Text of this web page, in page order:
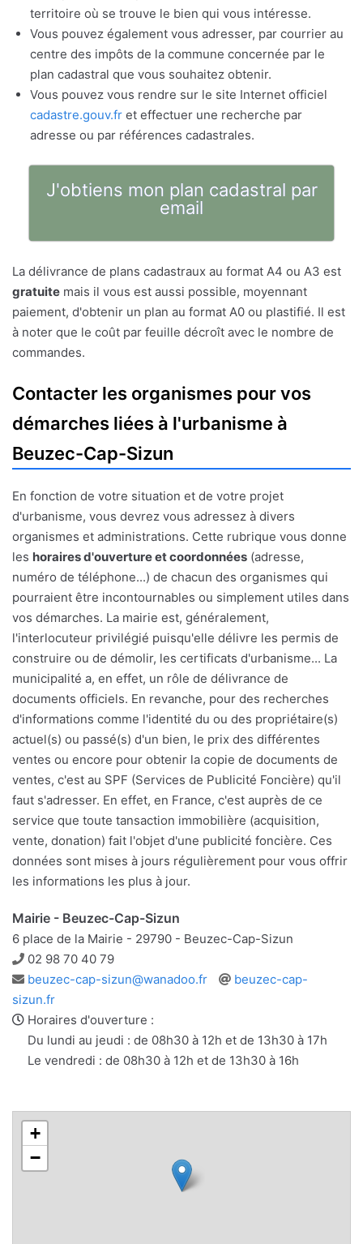
territoire où se trouve le bien qui vous intéresse.
Vous pouvez également vous adresser, par courrier au
centre des impôts de la commune concernée par le
plan cadastral que vous souhaitez obtenir.
Vous pouvez vous rendre sur le site Internet officiel
cadastre.gouv.fr et effectuer une recherche par
adresse ou par références cadastrales.
J'obtiens mon plan cadastral par
email
La délivrance de plans cadastraux au format A4 ou A3 est
gratuite mais il vous est aussi possible, moyennant
paiement, d'obtenir un plan au format A0 ou plastifié. Il est
à noter que le coût par feuille décroît avec le nombre de
commandes.
Contacter les organismes pour vos
démarches liées à l'urbanisme à
Beuzec-Cap-Sizun
En fonction de votre situation et de votre projet
d'urbanisme, vous devrez vous adressez à divers
organismes et administrations. Cette rubrique vous donne
les horaires d'ouverture et coordonnées (adresse,
numéro de téléphone...) de chacun des organismes qui
pourraient être incontournables ou simplement utiles dans
vos démarches. La mairie est, généralement,
l'interlocuteur privilégié puisqu'elle délivre les permis de
construire ou de démolir, les certificats d'urbanisme... La
municipalité a, en effet, un rôle de délivrance de
documents officiels. En revanche, pour des recherches
d'informations comme l'identité du ou des propriétaire(s)
actuel(s) ou passé(s) d'un bien, le prix des différentes
ventes ou encore pour obtenir la copie de documents de
ventes, c'est au SPF (Services de Publicité Foncière) qu'il
faut s'adresser. En effet, en France, c'est auprès de ce
service que toute tansaction immobilière (acquisition,
vente, donation) fait l'objet d'une publicité foncière. Ces
données sont mises à jours régulièrement pour vous offrir
les informations les plus à jour.
Mairie - Beuzec-Cap-Sizun
6 place de la Mairie - 29790 - Beuzec-Cap-Sizun
Téléphone
02 98 70 40 79
Adresse
e-
mail
beuzec-cap-sizun@wanadoo.fr
Site
beuzec-cap-
sizun.fr
Horaires d'ouverture :
Du lundi au jeudi : de 08h30 à 12h et de 13h30 à 17h
Le vendredi : de 08h30 à 12h et de 13h30 à 16h
+
−